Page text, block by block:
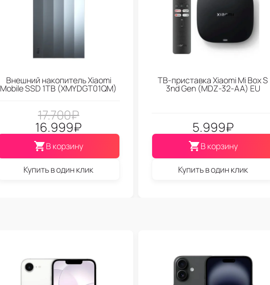
Внешний накопитель Xiaomi
Mobile SSD 1TB (XMYDGT01QM)
17.700₽
16.999₽
В корзину
Купить в один клик
ТВ-приставка Xiaomi Mi Box S
3nd Gen (МDZ-32-АА) EU
5.999₽
В корзину
Купить в один клик